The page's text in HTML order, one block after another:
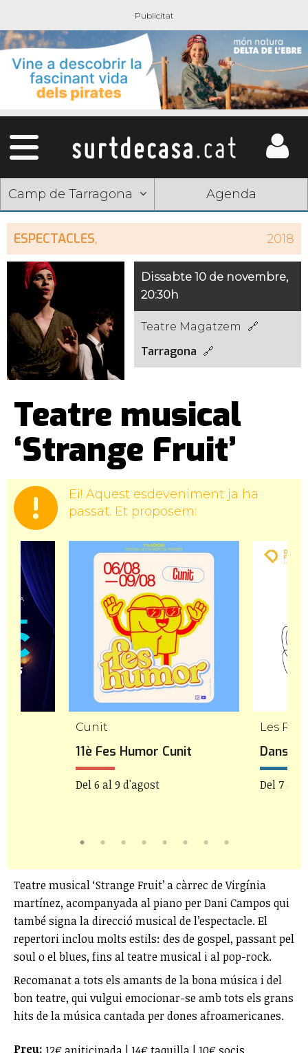
Camp de Tarragona Agenda
ESPECTACLES, 2018
Dissabte 10 de novembre,
20:30h
Teatre Magatzem
Tarragona
Teatre musical
‘Strange Fruit’
Ei! Aquest esdeveniment ja ha
passat. Et proposem:
Cunit
11è Fes Humor Cunit
Del 6 al 9 d'agost
Les
Del 7 al
Teatre musical ‘Strange Fruit’ a càrrec de Virgínia
martínez, acompanyada al piano per Dani Campos qui
també signa la direcció musical de l’espectacle. El
repertori inclou molts estils: des de gospel, passant pel
soul o el blues, fins al teatre musical i al pop-rock.
Recomanat a tots els amants de la bona música i del
bon teatre, qui vulgui emocionar-se amb tots els grans
hits de la música cantada per dones afroamericanes.
Preu: